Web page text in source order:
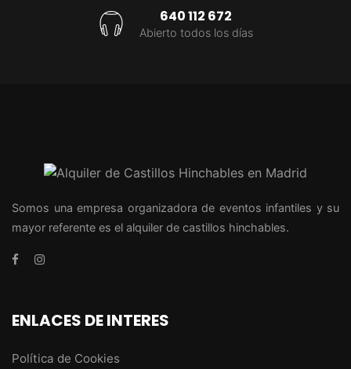
640 112 672
Abierto todos los días
Somos una empresa organizadora de eventos infantiles y su
mayor referente es el alquiler de castillos hinchables.
ENLACES DE INTERES
Política de Cookies